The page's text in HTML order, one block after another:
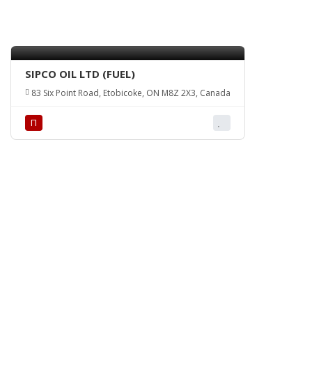
SIPCO OIL LTD (FUEL)
83 Six Point Road, Etobicoke, ON M8Z 2X3, Canada
П